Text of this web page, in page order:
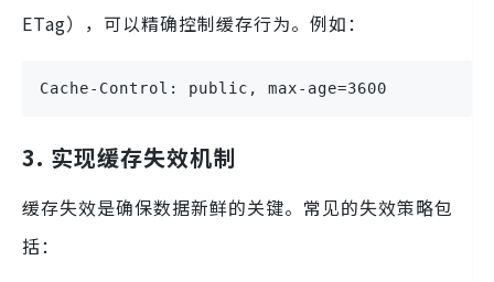
ETag），可以精确控制缓存行为。例如：
Cache-Control: public, max-age=3600
3. 实现缓存失效机制
缓存失效是确保数据新鲜的关键。常见的失效策略包
括：